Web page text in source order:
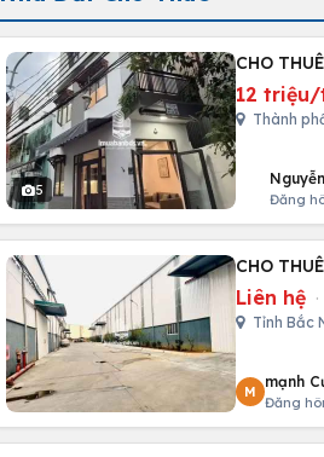
5
CHO
12
Thành
Đăng
CHO
Liên hệ ·
Tỉnh Bắc
M
mạnh
Đăng